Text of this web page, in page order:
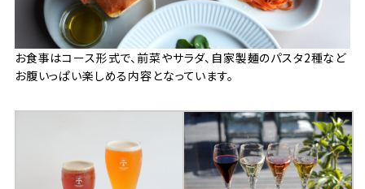
お食事はコース形式で、前菜やサラダ、自家製麺のパスタ2種など
お腹いっぱい楽しめる内容となっています。